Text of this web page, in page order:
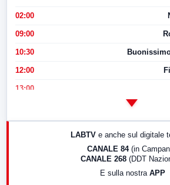
02:00
09:00
10:30
12:00
13:00
LABTV e anche sul digitale
CANALE 84 (in
CANALE 268 (DDT
E sulla nostra APP